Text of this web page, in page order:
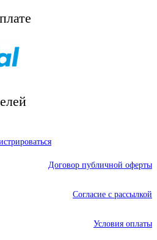
Договор публичной оферты
Согласие с рассылкой
Условия оплаты